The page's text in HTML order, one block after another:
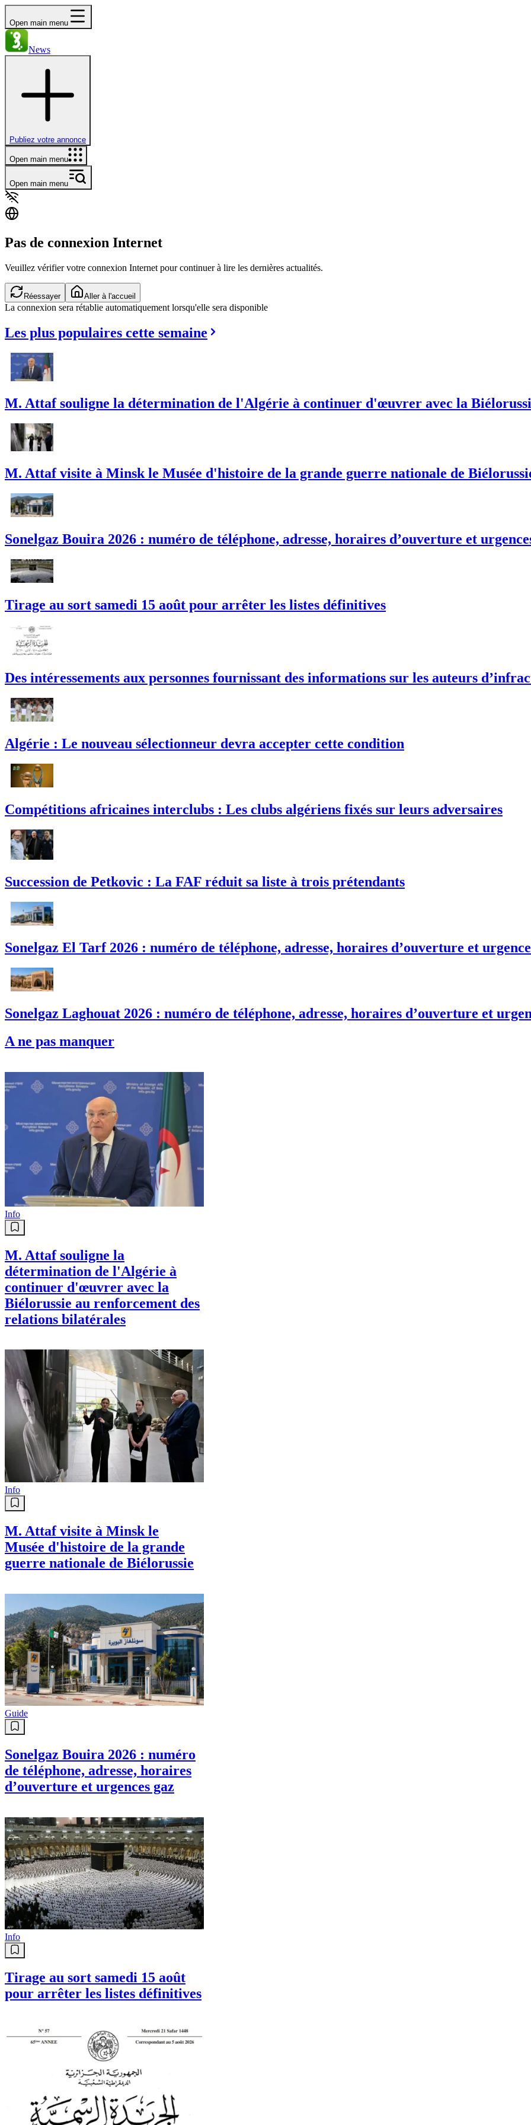
Open main menu
News
Publiez votre annonce
Open main menu
Open main menu
Pas de connexion Internet
Veuillez vérifier votre connexion Internet pour continuer à lire les dernières actualités.
Réessayer Aller à l'accueil
La connexion sera rétablie automatiquement lorsqu'elle sera disponible
Les plus populaires cette semaine
M. Attaf souligne la détermination de l'Algérie à continuer d'œuvrer avec la
M. Attaf visite à Minsk le Musée d'histoire de la grande guerre nationale de
Sonelgaz Bouira 2026 : numéro de téléphone, adresse, horaires d’ouverture et
Tirage au sort samedi 15 août pour arrêter les listes définitives
Des intéressements aux personnes fournissant des informations sur les auteurs
Algérie : Le nouveau sélectionneur devra accepter cette condition
Compétitions africaines interclubs : Les clubs algériens fixés sur leurs adversaires
Succession de Petkovic : La FAF réduit sa liste à trois prétendants
Sonelgaz El Tarf 2026 : numéro de téléphone, adresse, horaires d’ouverture et
Sonelgaz Laghouat 2026 : numéro de téléphone, adresse, horaires d’ouverture et
A ne pas manquer
Info
M. Attaf souligne la
détermination de l'Algérie à
continuer d'œuvrer avec la
Biélorussie au renforcement des
relations bilatérales
Info
M. Attaf visite à Minsk le
Musée d'histoire de la grande
guerre nationale de Biélorussie
Guide
Sonelgaz Bouira 2026 : numéro
de téléphone, adresse, horaires
d’ouverture et urgences gaz
Info
Tirage au sort samedi 15 août
pour arrêter les listes définitives